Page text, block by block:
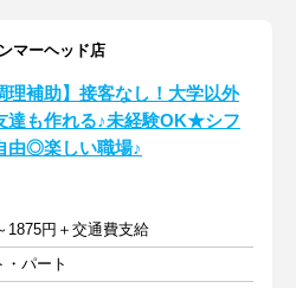
マーヘッド店
理補助】接客なし！大学以外
達も作れる♪未経験OK★シフ
由◎楽しい職場♪
1875円＋交通費支給
・パート